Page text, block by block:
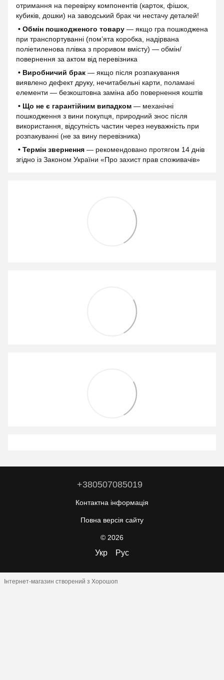
отримання на перевірку компонентів (карток, фішок,
кубиків, дошки) на заводський брак чи нестачу деталей!
• Обмін пошкодженого товару — якщо гра пошкоджена
при транспортуванні (пом’ята коробка, надірвана
поліетиленова плівка з проривом вмісту) — обмін/
повернення за актом від перевізника
• Виробничий брак — якщо після розпакування
виявлено дефект друку, нечитабельні карти, поламані
елементи — безкоштовна заміна або повернення коштів
• Що не є гарантійним випадком — механічні
пошкодження з вини покупця, природний знос після
використання, відсутність частин через неуважність при
розпакуванні (не за вину перевізника)
• Термін звернення — рекомендовано протягом 14 днів
згідно із Законом України «Про захист прав споживачів»
+380507085019
Контактна інформація
Повна версія сайту
© 2026
Укр Рус
Інтернет-магазин створений з Хорошоп